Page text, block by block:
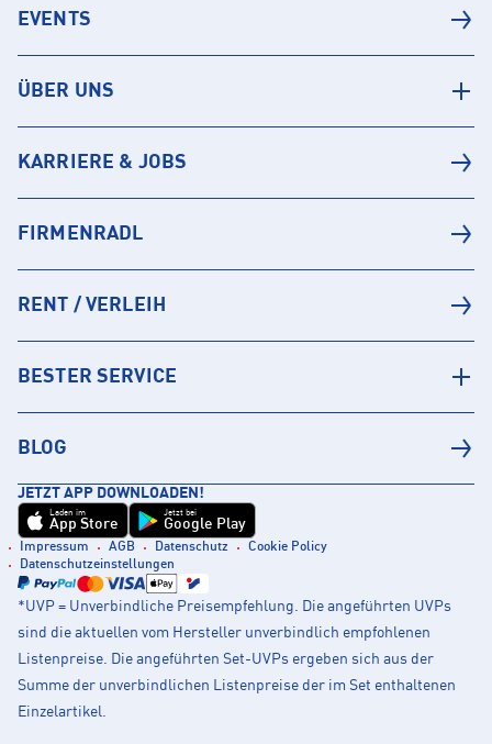
EVENTS
ÜBER UNS
KARRIERE & JOBS
FIRMENRADL
RENT / VERLEIH
BESTER SERVICE
BLOG
JETZT APP DOWNLOADEN!
Laden im
App Store
Jetzt bei
Google Play
Impressum AGB Datenschutz
Cookie Policy
Datenschutzeinstellungen
*UVP = Unverbindliche Preisempfehlung. Die angeführten UVPs
sind die aktuellen vom Hersteller unverbindlich empfohlenen
Listenpreise. Die angeführten Set-UVPs ergeben sich aus der
Summe der unverbindlichen Listenpreise der im Set enthaltenen
Einzelartikel.